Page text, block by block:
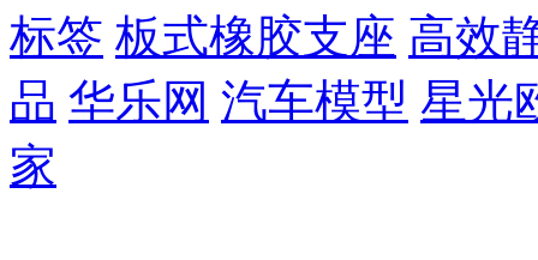
标签 板式橡胶支座 高效
品 华乐网 汽车模型 星光
家